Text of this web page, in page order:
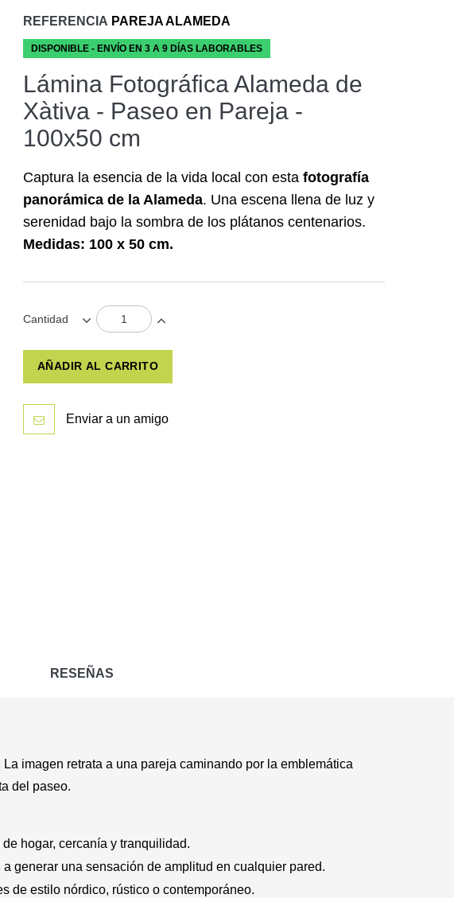
REFERENCIA PAREJA ALAMEDA
DISPONIBLE - ENVÍO EN 3 A 9 DÍAS LABORABLES
Lámina Fotográfica Alameda de
Xàtiva - Paseo en Pareja -
100x50 cm
Captura la esencia de la vida local con esta fotografía
panorámica de la Alameda. Una escena llena de luz y
serenidad bajo la sombra de los plátanos centenarios.
Medidas: 100 x 50 cm.
Cantidad
AÑADIR AL CARRITO
Enviar a un amigo
RESEÑAS
La imagen retrata a una pareja caminando por la emblemática
del paseo.
hogar, cercanía y tranquilidad.
generar una sensación de amplitud en cualquier pared.
de estilo nórdico, rústico o contemporáneo.